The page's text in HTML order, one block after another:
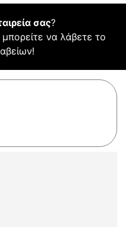
σας?
να λάβετε το